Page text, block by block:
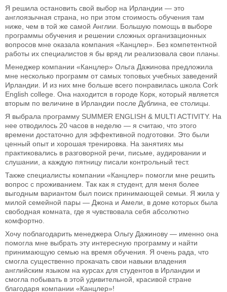
Я решила остановить свой выбор на Ирландии — это
англоязычная страна, но при этом стоимость обучения там
ниже, чем в той же самой Англии. Большую помощь в выборе
программы обучения и решении сложных организационных
вопросов мне оказала компания «Канцлер». Без компетентной
работы их специалистов я бы вряд ли реализовала свои планы.
Менеджер компании «Канцлер» Ольга Дажинова предложила
мне несколько программ от самых топовых учебных заведений
Ирландии. И из них мне больше всего понравилась школа Cork
English college. Она находится в городе Корк, который является
вторым по величине в Ирландии после Дублина, ее столицы.
Я выбрала программу SUMMER ENGLISH & MULTI ACTIVITY. На
нее отводилось 20 часов в неделю — я считаю, что этого
времени достаточно для эффективной подготовки. Это были
ценный опыт и хорошая тренировка. На занятиях мы
практиковались в разговорной речи, письме, аудировании и
слушании, а каждую пятницу писали контрольный тест.
Также специалисты компании «Канцлер» помогли мне решить
вопрос с проживанием. Так как я студент, для меня более
выгодным вариантом был поиск принимающей семьи. Я жила у
милой семейной пары — Джона и Амели, в доме которых была
свободная комната, где я чувствовала себя абсолютно
комфортно.
Хочу поблагодарить менеджера Ольгу Дажинову — именно она
помогла мне выбрать эту интересную программу и найти
принимающую семью на время обучения. Я очень рада, что
смогла существенно прокачать свои навыки владения
английским языком на курсах для студентов в Ирландии и
смогла побывать в этой удивительной, красивой стране
благодаря компании «Канцлер»!